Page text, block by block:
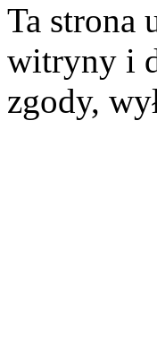
Ta strona
witryny i
zgody,